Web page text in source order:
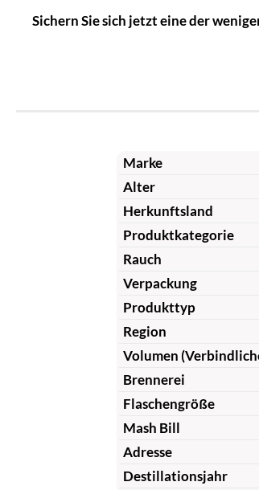
Sichern Sie sich jetzt eine der
Marke
Alter
Herkunftsland
Produktkategorie
Rauch
Verpackung
Produkttyp
Region
Volumen
Brennerei
Flaschengröße
Mash Bill
Adresse
Destillationsjahr